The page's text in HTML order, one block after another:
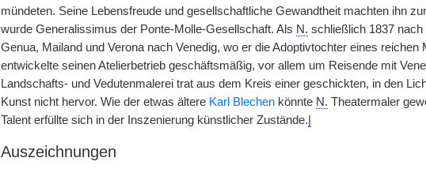
mündeten. Seine Lebensfreude und gesellschaftliche Gewandtheit machten ihn
wurde Generalissimus der Ponte-Molle-Gesellschaft. Als N. schließlich 1837
Genua, Mailand und Verona nach Venedig, wo er die Adoptivtochter eines
entwickelte seinen Atelierbetrieb geschäftsmäßig, vor allem um Reisende mit
Landschafts- und Vedutenmalerei trat aus dem Kreis einer geschickten, in den
Kunst nicht hervor. Wie der etwas ältere Karl Blechenkönnte N. Theatermaler
Talent erfüllte sich in der Inszenierung künstlicher Zustände.
Auszeichnungen